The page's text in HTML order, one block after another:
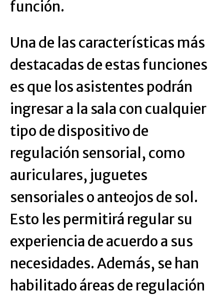
función.
Una de las características más
destacadas de estas funciones
es que los asistentes podrán
ingresar a la sala con cualquier
tipo de dispositivo de
regulación sensorial, como
auriculares, juguetes
sensoriales o anteojos de sol.
Esto les permitirá regular su
experiencia de acuerdo a sus
necesidades. Además, se han
habilitado áreas de regulación